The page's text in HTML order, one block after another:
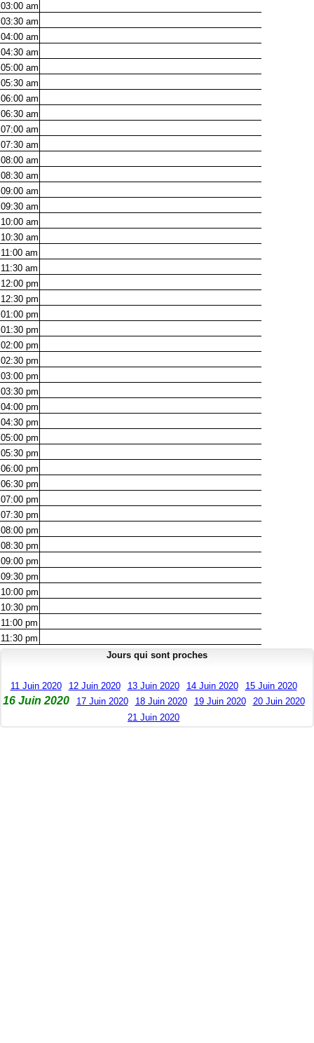
03:00 am
03:30 am
04:00 am
04:30 am
05:00 am
05:30 am
06:00 am
06:30 am
07:00 am
07:30 am
08:00 am
08:30 am
09:00 am
09:30 am
10:00 am
10:30 am
11:00 am
11:30 am
12:00 pm
12:30 pm
01:00 pm
01:30 pm
02:00 pm
02:30 pm
03:00 pm
03:30 pm
04:00 pm
04:30 pm
05:00 pm
05:30 pm
06:00 pm
06:30 pm
07:00 pm
07:30 pm
08:00 pm
08:30 pm
09:00 pm
09:30 pm
10:00 pm
10:30 pm
11:00 pm
11:30 pm
Jours qui sont proches
11 Juin 2020 12 Juin 2020 13 Juin 2020 14 Juin 2020 15 Juin 2020
16 Juin 2020 17 Juin 2020 18 Juin 2020 19 Juin 2020
20 Juin 2020
21 Juin 2020